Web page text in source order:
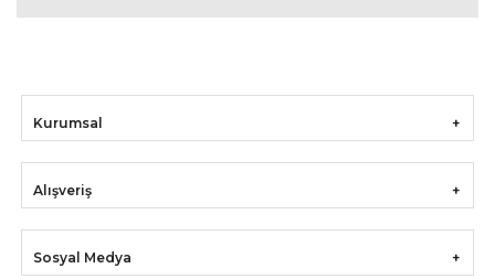
Kurumsal
Alışveriş
Sosyal Medya